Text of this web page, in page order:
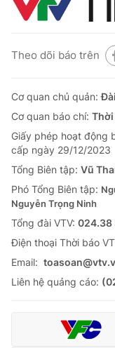
Theo dõi báo trên
Cơ quan chủ quản:
Cơ quan báo chí: Thời
Giấy phép hoạt động
cấp ngày 29/12/2023
Tổng Biên tập: Vũ
Phó Tổng Biên tập:
Nguyễn Trọng Ninh
Tổng đài VTV: 024.38
Ðiện thoại Thời báo
Email:
Liên hệ quảng cáo: